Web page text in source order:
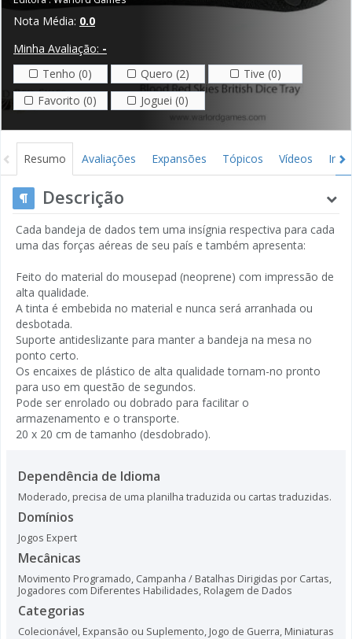
Nota Média: 0.0
Minha Avaliação: -
Tenho (0)
Quero (2)
Tive (0)
Favorito (0)
Joguei (0)
Resumo Avaliações Expansões Tópicos Vídeos
Descrição
Cada bandeja de dados tem uma insígnia respectiva para cada
uma das forças aéreas de seu país e também apresenta:
Feito do material do mousepad (neoprene) com impressão de
alta qualidade.
A tinta é embebida no material e nunca será arranhada ou
desbotada.
Suporte antideslizante para manter a bandeja na mesa no
ponto certo.
Os encaixes de plástico de alta qualidade tornam-no pronto
para uso em questão de segundos.
Pode ser enrolado ou dobrado para facilitar o
armazenamento e o transporte.
20 x 20 cm de tamanho (desdobrado).
Dependência de Idioma
Moderado, precisa de uma planilha traduzida ou cartas traduzidas.
Domínios
Jogos Expert
Mecânicas
Movimento Programado, Campanha / Batalhas Dirigidas por Cartas,
Jogadores com Diferentes Habilidades, Rolagem de Dados
Categorias
Colecionável, Expansão ou Suplemento, Jogo de Guerra, Miniaturas